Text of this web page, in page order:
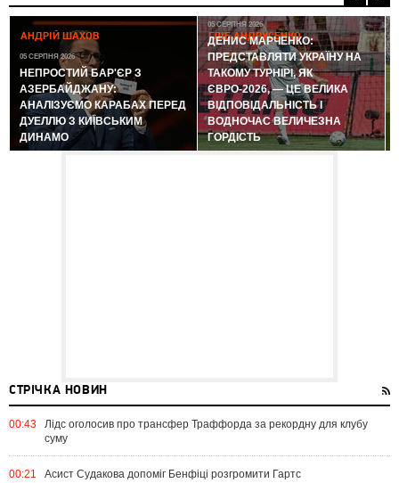
АНДРІЙ ШАХОВ
05 СЕРПНЯ 2026
НЕПРОСТИЙ БАР'ЄР З
АЗЕРБАЙДЖАНУ:
АНАЛІЗУЄМО КАРАБАХ ПЕРЕД
ДУЕЛЛЮ З КИЇВСЬКИМ
ДИНАМО
ГЛІБ АНДРУСЕНКО
05 СЕРПНЯ 2026
ДЕНИС МАРЧЕНКО:
ПРЕДСТАВЛЯТИ УКРАЇНУ НА
ТАКОМУ ТУРНІРІ, ЯК
ЄВРО-2026, — ЦЕ ВЕЛИКА
ВІДПОВІДАЛЬНІСТЬ І
ВОДНОЧАС ВЕЛИЧЕЗНА
ГОРДІСТЬ
СТРІЧКА НОВИН
00:43
Лідс оголосив про трансфер Траффорда за рекордну для клубу
суму
00:21 Асист Судакова допоміг Бенфіці розгромити Гартс